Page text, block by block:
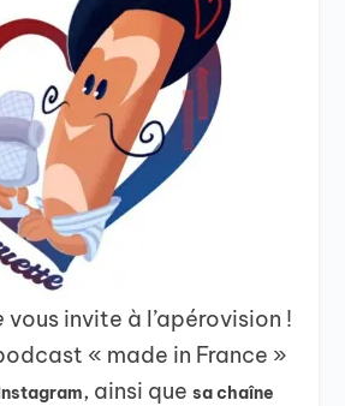
vous invite à l’apérovision !
« made in France »
, ainsi quesa chaîne